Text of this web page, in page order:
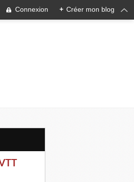
Connexion + Créer mon blog